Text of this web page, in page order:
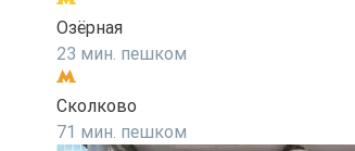
Озёрная
23 мин. пешком
Сколково
71 мин. пешком